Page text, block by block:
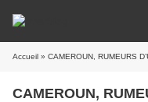
Accueil » CAMEROUN, RUMEURS
CAMEROUN,